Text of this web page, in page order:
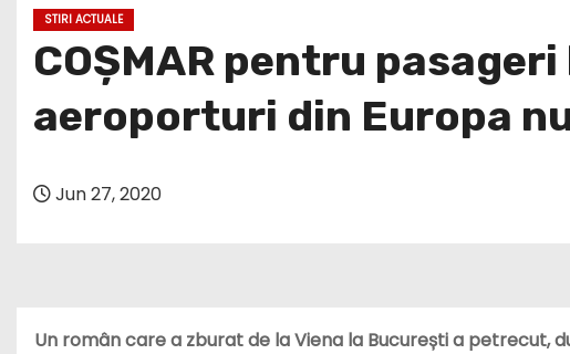
STIRI ACTUALE
COȘMAR pentru
aeroporturi din Europa
Jun 27, 2020
Un român care a zburat de la Viena la București a